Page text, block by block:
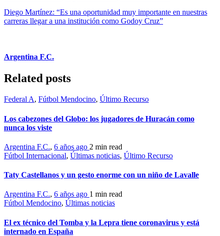
Diego Martínez: “Es una oportunidad muy importante en nuestras
carreras llegar a una institución como Godoy Cruz”
Argentina F.C.
Related posts
Federal A, Fútbol Mendocino, Último Recurso
Los cabezones del Globo: los jugadores de Huracán como
nunca los viste
Argentina F.C., 6 años ago 2 min read
Fútbol Internacional, Últimas noticias, Último Recurso
Taty Castellanos y un gesto enorme con un niño de Lavalle
Argentina F.C., 6 años ago 1 min read
Fútbol Mendocino, Últimas noticias
El ex técnico del Tomba y la Lepra tiene coronavirus y está
internado en España